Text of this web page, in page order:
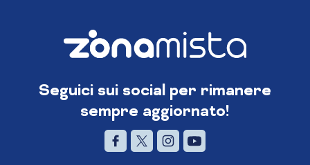
Seguici sui social per rimanere
sempre aggiornato!